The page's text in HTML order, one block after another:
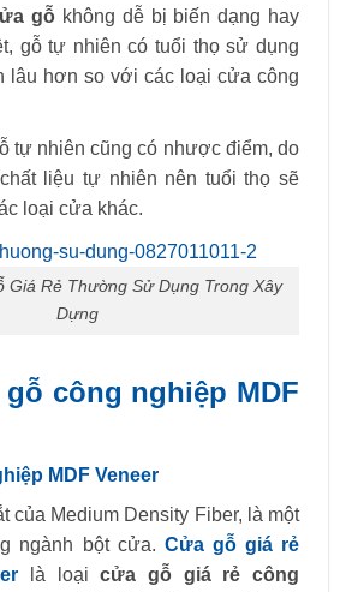
gỗ không dễ bị biến dạng hay
gỗ tự nhiên có tuổi thọ sử dụng
lâu hơn so với các loại cửa công
tự nhiên cũng có nhược điểm, do
liệu tự nhiên nên tuổi thọ sẽ
loại cửa khác.
Giá Rẻ Thường Sử Dụng Trong Xây
Dựng
gỗ công nghiệp MDF
MDF Veneer
của Medium Density Fiber, là một
ngành bột cửa. Cửa gỗ giá rẻ
là loạicửa gỗ giá rẻ công